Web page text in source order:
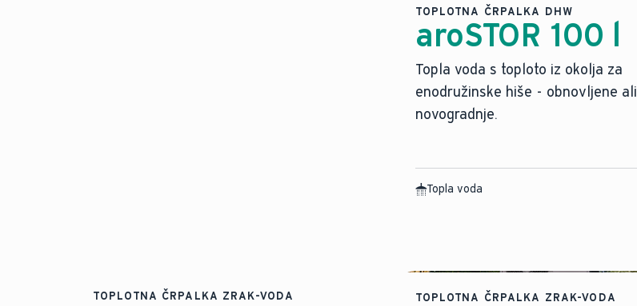
TOPLOTNA ČRPALKA DHW
aroSTOR 100 l
Topla voda s toploto iz okolja za
enodružinske hiše - obnovljene ali
novogradnje.
Topla voda
TOPLOTNA ČRPALKA ZRAK-VODA TOPLOTNA ČRPALKA ZRAK-VODA